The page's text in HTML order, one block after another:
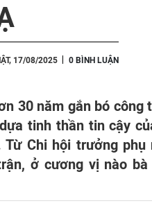
17/08/2025 0 BÌNH LUẬN
30 năm gắn bó công
tinh thần tin cậy
Từ Chi hội trưởng
ở cương vị nào